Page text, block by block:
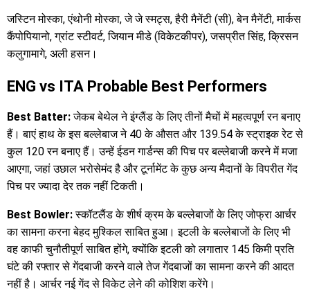
जस्टिन मोस्का, एंथोनी मोस्का, जे जे स्मट्स, हैरी मैनेंटी (सी), बेन मैनेंटी, मार्कस
कैंपोपियानो, ग्रांट स्टीवर्ट, जियान मीडे (विकेटकीपर), जसप्रीत सिंह, क्रिसन
कलुगामागे, अली हसन।
ENG vs ITA Probable Best Performers
Best Batter:जेकब बेथेल ने इंग्लैंड के लिए तीनों मैचों में महत्वपूर्ण रन बनाए
हैं। बाएं हाथ के इस बल्लेबाज ने 40 के औसत और 139.54 के स्ट्राइक रेट से
कुल 120 रन बनाए हैं। उन्हें ईडन गार्डन्स की पिच पर बल्लेबाजी करने में मजा
आएगा, जहां उछाल भरोसेमंद है और टूर्नामेंट के कुछ अन्य मैदानों के विपरीत गेंद
पिच पर ज्यादा देर तक नहीं टिकती।
Best Bowler:स्कॉटलैंड के शीर्ष क्रम के बल्लेबाजों के लिए जोफ्रा आर्चर
का सामना करना बेहद मुश्किल साबित हुआ। इटली के बल्लेबाजों के लिए भी
वह काफी चुनौतीपूर्ण साबित होंगे, क्योंकि इटली को लगातार 145 किमी प्रति
घंटे की रफ्तार से गेंदबाजी करने वाले तेज गेंदबाजों का सामना करने की आदत
नहीं है। आर्चर नई गेंद से विकेट लेने की कोशिश करेंगे।